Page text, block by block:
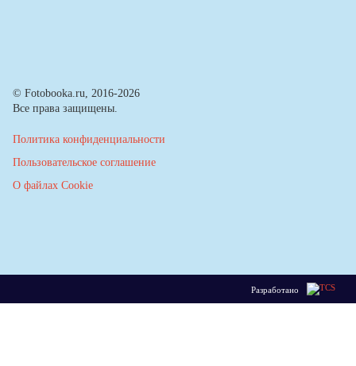
© Fotobooka.ru, 2016-2026
Все права защищены.
Политика конфиденциальности
Пользовательское соглашение
О файлах Cookie
Разработано